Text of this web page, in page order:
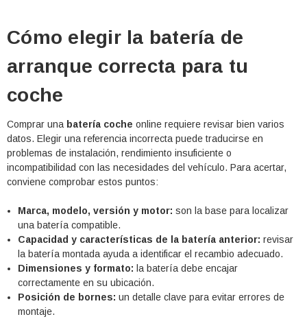
Cómo elegir la batería de
arranque correcta para tu
coche
Comprar una batería coche online requiere revisar bien varios
datos. Elegir una referencia incorrecta puede traducirse en
problemas de instalación, rendimiento insuficiente o
incompatibilidad con las necesidades del vehículo. Para acertar,
conviene comprobar estos puntos:
Marca, modelo, versión y motor: son la base para localizar
una batería compatible.
Capacidad y características de la batería anterior: revisar
la batería montada ayuda a identificar el recambio adecuado.
Dimensiones y formato: la batería debe encajar
correctamente en su ubicación.
Posición de bornes: un detalle clave para evitar errores de
montaje.